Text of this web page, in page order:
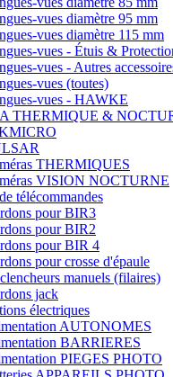
vues diamètre 95 mm
vues diamètre 115 mm
vues - Étuis &
vues - Autres
vues (toutes)
vues - HAWKE
THERMIQUE &
THERMIQUES
VISION NOCTURNE
télécommandes
pour BIR3
pour BIR2
pour BIR 4
pour crosse d'épaule
manuels (filaires)
jack
électriques
AUTONOMES
BARRIERES
PIEGES PHOTO